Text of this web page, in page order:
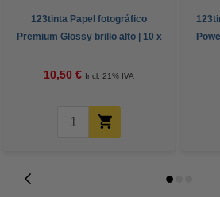
123tinta Papel fotográfico
Premium Glossy brillo alto | 10 x
10,50 € Incl. 21% IVA